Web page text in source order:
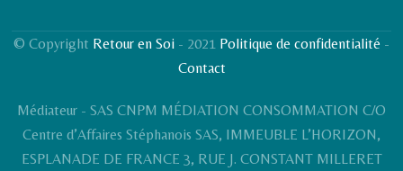
© Copyright Retour en Soi - 2021 Politique de confidentialité -
Contact
Médiateur - SAS CNPM MÉDIATION CONSOMMATION C/O
Centre d’Affaires Stéphanois SAS, IMMEUBLE L’HORIZON,
ESPLANADE DE FRANCE 3, RUE J. CONSTANT MILLERET